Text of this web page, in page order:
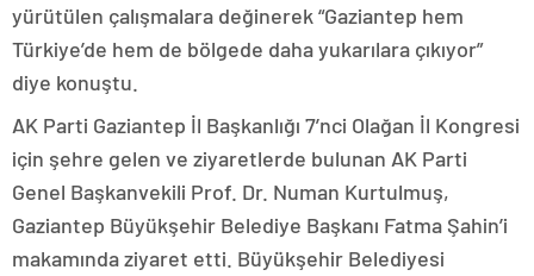
yürütülen çalışmalara değinerek “Gaziantep hem
Türkiye’de hem de bölgede daha yukarılara çıkıyor”
diye konuştu.
AK Parti Gaziantep İl Başkanlığı 7’nci Olağan İl Kongresi
için şehre gelen ve ziyaretlerde bulunan AK Parti
Genel Başkanvekili Prof. Dr. Numan Kurtulmuş,
Gaziantep Büyükşehir Belediye Başkanı Fatma Şahin’i
makamında ziyaret etti. Büyükşehir Belediyesi